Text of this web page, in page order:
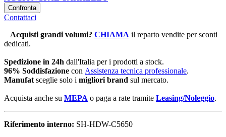
Confronta
Contattaci
Acquisti grandi volumi? CHIAMA il reparto vendite per sconti
dedicati.
Spedizione in 24h dall'Italia per i prodotti a stock.
96% Soddisfazione con Assistenza tecnica professionale.
Manufat sceglie solo i migliori brand sul mercato.
Acquista anche su MEPA o paga a rate tramite Leasing/Noleggio.
Riferimento interno: SH-HDW-C5650